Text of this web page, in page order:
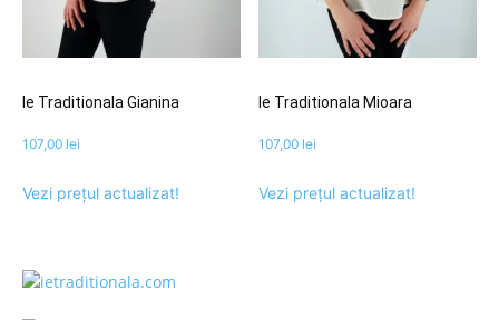
Ie Traditionala Gianina
107,00 lei
Vezi prețul actualizat!
Ie Traditionala Mioara
107,00 lei
Vezi prețul actualizat!